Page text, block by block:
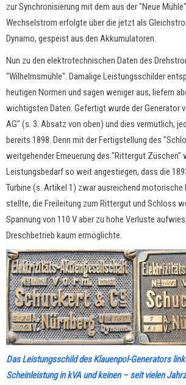
zur Synchronisierung mit dem aus der "Neue
Wechselstrom erfolgte über die jetzt als
Dynamo, gespeist aus den Akkumulatoren.
Nun zu den elektrotechnischen Daten des
"Wilhelmsmühle". Damalige Leistungsschilder
heutigen Normen und sagen weniger aus, liefern
wichtigsten Daten. Gefertigt wurde der Generator
AG" (s. 3. Absatz von oben) und dies vermutlich,
bereits 1898. Denn mit der Fertigstellung des
weitgehender Erneuerung des "Rittergut Züschen"
Leistungsbedarf so weit angestiegen, dass die
Turbine (s. Artikel 1) zwar ausreichend motorische
stellte, die Freileitung zum Rittergut und Schloss
Spannung von 110 V aber zu hohe Verluste
Dreschbetrieb kaum ermöglichte.
Das Leistungsschild des Klauenpol-Generators
Scheinleistung in kVA und keinen – seit vielen